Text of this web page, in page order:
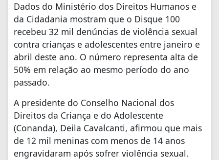
Dados do Ministério dos Direitos Humanos e
da Cidadania mostram que o Disque 100
recebeu 32 mil denúncias de violência sexual
contra crianças e adolescentes entre janeiro e
abril deste ano. O número representa alta de
50% em relação ao mesmo período do ano
passado.
A presidente do Conselho Nacional dos
Direitos da Criança e do Adolescente
(Conanda), Deila Cavalcanti, afirmou que mais
de 12 mil meninas com menos de 14 anos
engravidaram após sofrer violência sexual.